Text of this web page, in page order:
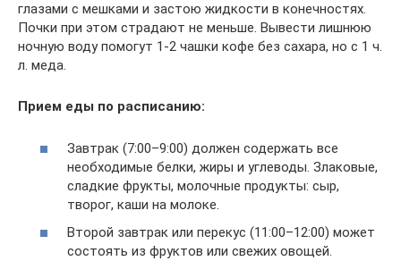
глазами с мешками и застою жидкости в конечностях.
Почки при этом страдают не меньше. Вывести лишнюю
ночную воду помогут 1-2 чашки кофе без сахара, но с 1 ч.
л. меда.
Прием еды по расписанию:
Завтрак (7:00–9:00) должен содержать все
необходимые белки, жиры и углеводы. Злаковые,
сладкие фрукты, молочные продукты: сыр,
творог, каши на молоке.
Второй завтрак или перекус (11:00–12:00) может
состоять из фруктов или свежих овощей.